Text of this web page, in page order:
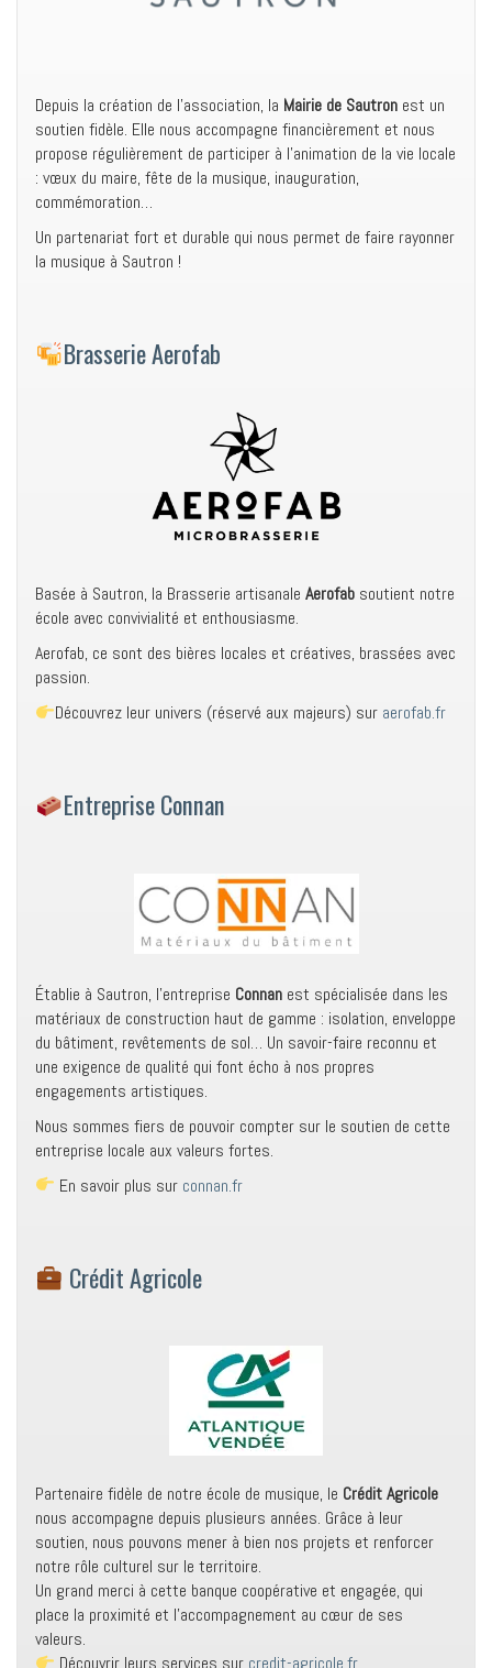
Depuis la création de l’association, la Mairie de Sautron est un
soutien fidèle. Elle nous accompagne financièrement et nous
propose régulièrement de participer à l’animation de la vie locale
: vœux du maire, fête de la musique, inauguration,
commémoration…
Un partenariat fort et durable qui nous permet de faire rayonner
la musique à Sautron !
Brasserie Aerofab
Basée à Sautron, la Brasserie artisanale Aerofab soutient notre
école avec convivialité et enthousiasme.
Aerofab, ce sont des bières locales et créatives, brassées avec
passion.
Découvrez leur univers (réservé aux majeurs) sur aerofab.fr
Entreprise Connan
Établie à Sautron, l’entreprise Connan est spécialisée dans les
matériaux de construction haut de gamme : isolation, enveloppe
du bâtiment, revêtements de sol… Un savoir-faire reconnu et
une exigence de qualité qui font écho à nos propres
engagements artistiques.
Nous sommes fiers de pouvoir compter sur le soutien de cette
entreprise locale aux valeurs fortes.
En savoir plus sur connan.fr
Crédit Agricole
Partenaire fidèle de notre école de musique, le Crédit Agricole
nous accompagne depuis plusieurs années. Grâce à leur
soutien, nous pouvons mener à bien nos projets et renforcer
notre rôle culturel sur le territoire.
Un grand merci à cette banque coopérative et engagée, qui
place la proximité et l’accompagnement au cœur de ses
valeurs.
Découvrir leurs services sur credit-agricole.fr